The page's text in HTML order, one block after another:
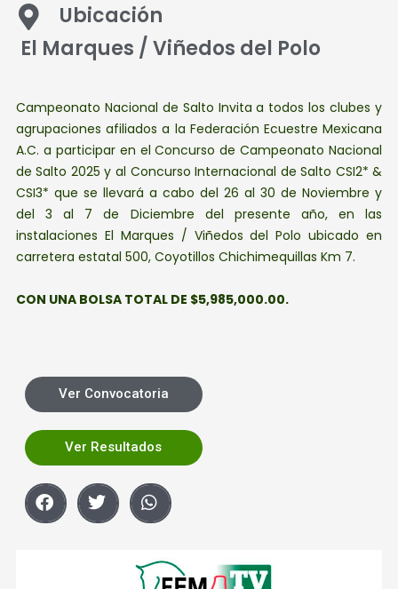
Ubicación
El Marques / Viñedos del Polo
Campeonato Nacional de Salto Invita a todos los clubes y
agrupaciones afiliados a la Federación Ecuestre Mexicana
A.C. a participar en el Concurso de Campeonato Nacional
de Salto 2025 y al Concurso Internacional de Salto CSI2* &
CSI3* que se llevará a cabo del 26 al 30 de Noviembre y
del 3 al 7 de Diciembre del presente año, en las
instalaciones El Marques / Viñedos del Polo ubicado en
carretera estatal 500, Coyotillos Chichimequillas Km 7.
CON UNA BOLSA TOTAL DE $5,985,000.00.
Ver Convocatoria
Ver Resultados